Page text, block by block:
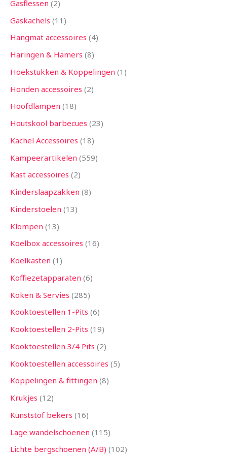
Gasflessen 2
Gaskachels 11
Hangmat accessoires 4
Haringen & Hamers 8
Hoekstukken & Koppelingen 1
Honden accessoires 2
Hoofdlampen 18
Houtskool barbecues 23
Kachel Accessoires 18
Kampeerartikelen 559
Kast accessoires 2
Kinderslaapzakken 8
Kinderstoelen 13
Klompen 13
Koelbox accessoires 16
Koelkasten 1
Koffiezetapparaten 6
Koken & Servies 285
Kooktoestellen 1-Pits 6
Kooktoestellen 2-Pits 19
Kooktoestellen 3/4 Pits 2
Kooktoestellen accessoires 5
Koppelingen & fittingen 8
Krukjes 12
Kunststof bekers 16
Lage wandelschoenen 115
Lichte bergschoenen (A/B) 102